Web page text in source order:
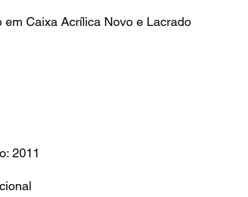
em Caixa Acrílica Novo e Lacrado
2011